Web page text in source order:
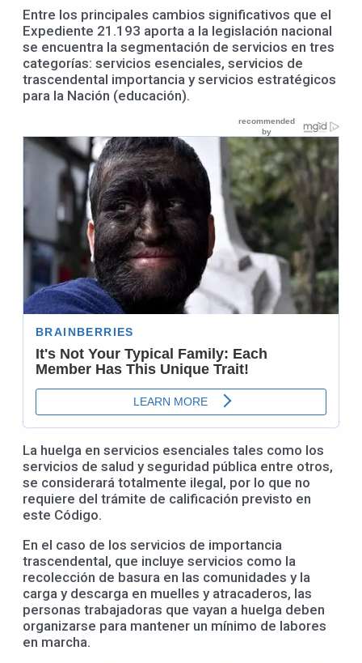
Entre los principales cambios significativos que el
Expediente 21.193 aporta a la legislación nacional
se encuentra la segmentación de servicios en tres
categorías: servicios esenciales, servicios de
trascendental importancia y servicios estratégicos
para la Nación (educación).
La huelga en servicios esenciales tales como los
servicios de salud y seguridad pública entre otros,
se considerará totalmente ilegal, por lo que no
requiere del trámite de calificación previsto en
este Código.
En el caso de los servicios de importancia
trascendental, que incluye servicios como la
recolección de basura en las comunidades y la
carga y descarga en muelles y atracaderos, las
personas trabajadoras que vayan a huelga deben
organizarse para mantener un mínimo de labores
en marcha.